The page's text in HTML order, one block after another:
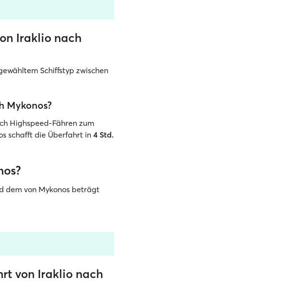
Iraklio nach
Schiffstyp zwischen
Mykonos?
Highspeed-Fähren zum
schafft die Überfahrt in 4 Std.
dem von Mykonos beträgt
von Iraklio nach